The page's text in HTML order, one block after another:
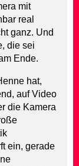
mit
real
ganz. Und
die sei
Ende.
hat,
auf Video
die Kamera
ein, gerade